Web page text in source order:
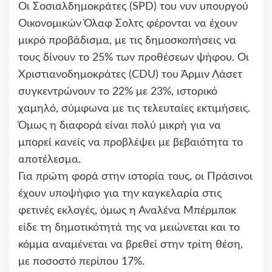
Οι Σοσιαλδημοκράτες (SPD) του νυν υπουργού
Οικονομικών Όλαφ Σολτς φέρονται να έχουν
μικρό προβάδισμα, με τις δημοσκοπήσεις να
τους δίνουν το 25% των προθέσεων ψήφου. Οι
Χριστιανοδημοκράτες (CDU) του Άρμιν Λάσετ
συγκεντρώνουν το 22% με 23%, ιστορικό
χαμηλό, σύμφωνα με τις τελευταίες εκτιμήσεις.
Όμως η διαφορά είναι πολύ μικρή για να
μπορεί κανείς να προβλέψει με βεβαιότητα το
αποτέλεσμα.
Για πρώτη φορά στην ιστορία τους, οι Πράσινοι
έχουν υποψήφιο για την καγκελαρία στις
φετινές εκλογές, όμως η Αναλένα Μπέρμποκ
είδε τη δημοτικότητά της να μειώνεται και το
κόμμα αναμένεται να βρεθεί στην τρίτη θέση,
με ποσοστό περίπου 17%.